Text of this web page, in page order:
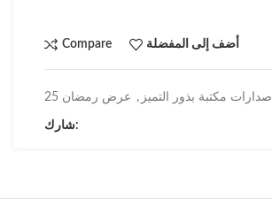
Compare أضف إلى المفضلة
إصدارات مكتبة بذور التميز ,
شارك: